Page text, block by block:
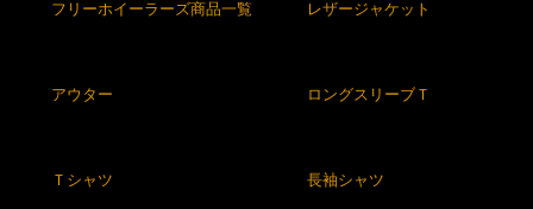
フリーホイーラーズ商品一覧 レザージャケット
アウター ロングスリーブＴ
Ｔシャツ 長袖シャツ